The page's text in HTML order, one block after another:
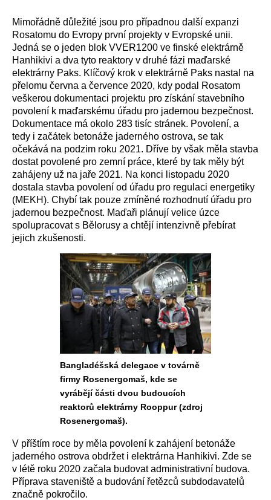
Mimořádně důležité jsou pro případnou další expanzi
Rosatomu do Evropy první projekty v Evropské unii.
Jedná se o jeden blok VVER1200 ve finské elektrárně
Hanhikivi a dva tyto reaktory v druhé fázi maďarské
elektrárny Paks. Klíčový krok v elektrárně Paks nastal na
přelomu června a července 2020, kdy podal Rosatom
veškerou dokumentaci projektu pro získání stavebního
povolení k maďarskému úřadu pro jadernou bezpečnost.
Dokumentace má okolo 283 tisíc stránek. Povolení, a
tedy i začátek betonáže jaderného ostrova, se tak
očekává na podzim roku 2021. Dříve by však měla stavba
dostat povolené pro zemní práce, které by tak měly být
zahájeny už na jaře 2021. Na konci listopadu 2020
dostala stavba povolení od úřadu pro regulaci energetiky
(MEKH). Chybí tak pouze zmíněné rozhodnutí úřadu pro
jadernou bezpečnost. Maďaři plánují velice úzce
spolupracovat s Bělorusy a chtějí intenzivně přebírat
jejich zkušenosti.
Bangladéšská delegace v továrně
firmy Rosenergomaš, kde se
vyrábějí části dvou budoucích
reaktorů elektrárny Rooppur (zdroj
Rosenergomaš).
V příštím roce by měla povolení k zahájení betonáže
jaderného ostrova obdržet i elektrárna Hanhikivi. Zde se
v létě roku 2020 začala budovat administrativní budova.
Příprava staveniště a budování řetězců subdodavatelů
značně pokročilo.